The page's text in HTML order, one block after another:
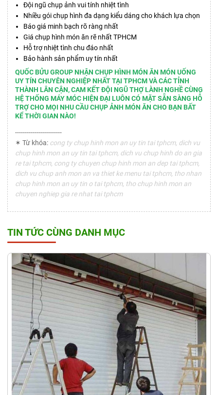
Đội ngũ chụp ảnh vui tính nhiệt tình
Nhiều gói chụp hình đa dạng kiểu dáng cho khách lựa chọn
Báo giá minh bạch rõ ràng nhất
Giá chụp hình món ăn rẽ nhất TPHCM
Hỗ trợ nhiệt tình chu đáo nhất
Bảo hành sản phẩm uy tín nhất
QUỐC BỬU GROUP NHẬN CHỤP HÌNH MÓN ĂN MÓN UỐNG
UY TÍN CHUYÊN NGHIỆP NHẤT TẠI TPHCM VÀ CÁC TỈNH
THÀNH LÂN CẬN, CAM KẾT ĐỘI NGŨ THỢ LÀNH NGHỀ CÙNG
HỆ THỐNG MÁY MÓC HIỆN ĐẠI LUÔN CÓ MẶT SẴN SÀNG HỖ
TRỢ CHO MỌI NHU CẦU CHỤP ẢNH MÓN ĂN CHO BẠN BẤT
KỂ THỜI GIAN NÀO!
------------------------
✶ Từ khóa: cong ty chup hinh mon an uy tin tai tphcm, dich vu
chup hinh mon an uy tin tai tphcm, dich vu chup hinh do an gia
re tai tphcm, cong ty chuyen chup hinh mon an dep tai tphcm,
dich vu chup anh mon an va thiet ke menu tai tphcm, tho nhan
chup hinh mon an uy tin o tai tphcm, tho chup hinh mon an
chuyen nghiep gia re nhat tai tphcm
TIN TỨC CÙNG DANH MỤC